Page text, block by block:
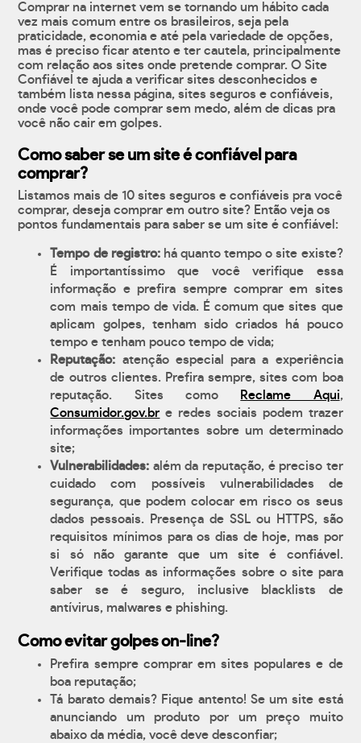
Comprar na internet vem se tornando um hábito cada
vez mais comum entre os brasileiros, seja pela
praticidade, economia e até pela variedade de opções,
mas é preciso ficar atento e ter cautela, principalmente
com relação aos sites onde pretende comprar. O Site
Confiável te ajuda a verificar sites desconhecidos e
também lista nessa página, sites seguros e confiáveis,
onde você pode comprar sem medo, além de dicas pra
você não cair em golpes.
Como saber se um site é confiável para
comprar?
Listamos mais de 10 sites seguros e confiáveis pra você
comprar, deseja comprar em outro site? Então veja os
pontos fundamentais para saber se um site é confiável:
Tempo de registro:há quanto tempo o site existe?
É importantíssimo que você verifique essa
informação e prefira sempre comprar em sites
com mais tempo de vida. É comum que sites que
aplicam golpes, tenham sido criados há pouco
tempo e tenham pouco tempo de vida;
Reputação: atenção especial para a experiência
de outros clientes. Prefira sempre, sites com boa
reputação. Sites como
Reclame Aqui,
Consumidor.gov.br e redes sociais podem trazer
informações importantes sobre um determinado
site;
Vulnerabilidades: além da reputação, é preciso ter
cuidado com possíveis vulnerabilidades de
segurança, que podem colocar em risco os seus
dados pessoais. Presença de SSL ou HTTPS, são
requisitos mínimos para os dias de hoje, mas por
si só não garante que um site é confiável.
Verifique todas as informações sobre o site para
saber se é seguro, inclusive blacklists de
antívirus, malwares e phishing.
Como evitar golpes on-line?
Prefira sempre comprar em sites populares e de
boa reputação;
Tá barato demais? Fique antento! Se um site está
anunciando um produto por um preço muito
abaixo da média, você deve desconfiar;